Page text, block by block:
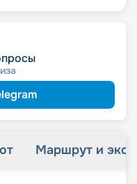
Маршрут и